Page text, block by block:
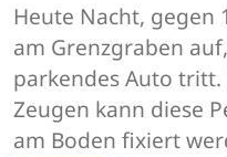
Heute Nacht, gegen
am Grenzgraben
parkendes Auto
Zeugen kann diese
am Boden fixiert